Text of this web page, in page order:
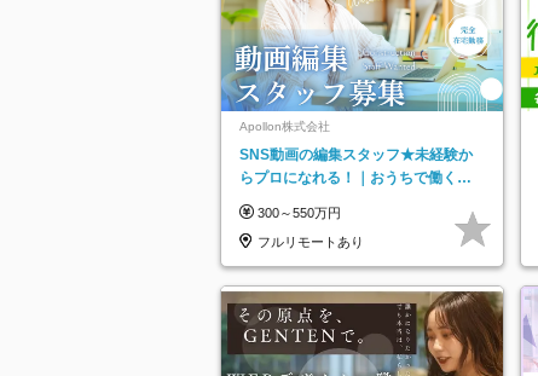
Apollon株式会社
SNS動画の編集スタッフ★未経験か
らプロになれる！｜おうちで働くフ
300～550万円
フルリモートあり